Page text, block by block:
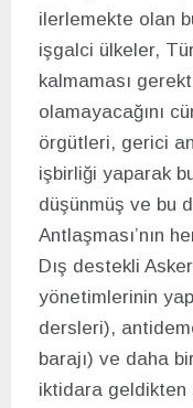
ilerlemekte olan
işgalci ülkeler,
kalmaması
olamayacağını
örgütleri, gerici
işbirliği yaparak
düşünmüş ve bu
Antlaşması’nın
Dış destekli
yönetimlerinin
dersleri),
barajı) ve daha
iktidara geldikten